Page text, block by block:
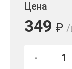
Цена
349 ₽ /
-